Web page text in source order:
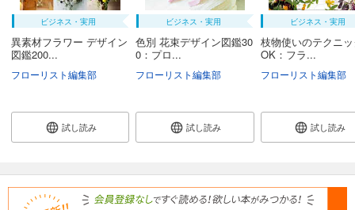
ビジネス・実用
異素材フラワー デザイン
図鑑200...
フローリスト編集部
試し読み
ビジネス・実用
色別 花束デザイン図鑑30
0：プロ...
フローリスト編集部
試し読み
ビジネス・実用
枝物使いのテクニ
OK：フラ...
フローリスト編集部
試し読み